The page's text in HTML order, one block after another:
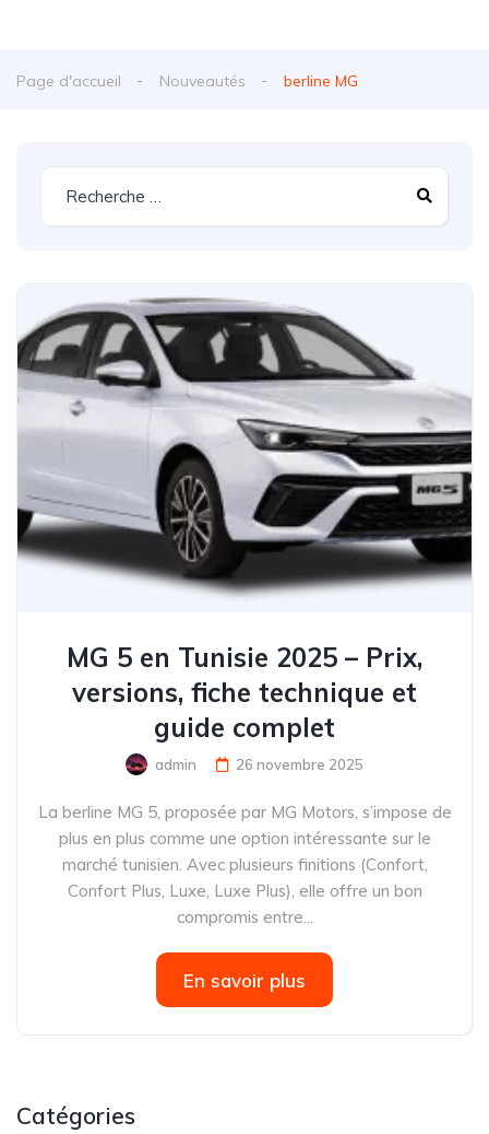
Page d'accueil Nouveautés berline MG
MG 5 en Tunisie 2025 – Prix,
versions, fiche technique et
guide complet
admin 26 novembre 2025
La berline MG 5, proposée par MG Motors, s’impose de
plus en plus comme une option intéressante sur le
marché tunisien. Avec plusieurs finitions (Confort,
Confort Plus, Luxe, Luxe Plus), elle offre un bon
compromis entre...
En savoir plus
Catégories